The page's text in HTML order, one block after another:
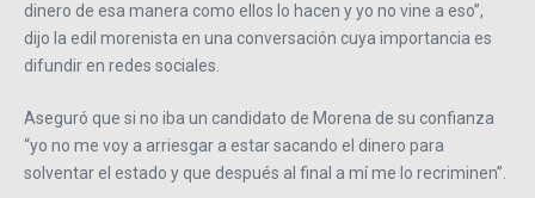
dinero de esa manera como ellos lo hacen y yo no vine a eso”,
dijo la edil morenista en una conversación cuya importancia es
difundir en redes sociales.
Aseguró que si no iba un candidato de Morena de su confianza
“yo no me voy a arriesgar a estar sacando el dinero para
solventar el estado y que después al final a mí me lo recriminen”.